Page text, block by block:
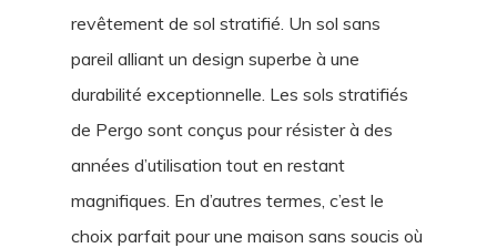
revêtement de sol stratifié. Un sol sans
pareil alliant un design superbe à une
durabilité exceptionnelle. Les sols stratifiés
de Pergo sont conçus pour résister à des
années d’utilisation tout en restant
magnifiques. En d’autres termes, c’est le
choix parfait pour une maison sans soucis où